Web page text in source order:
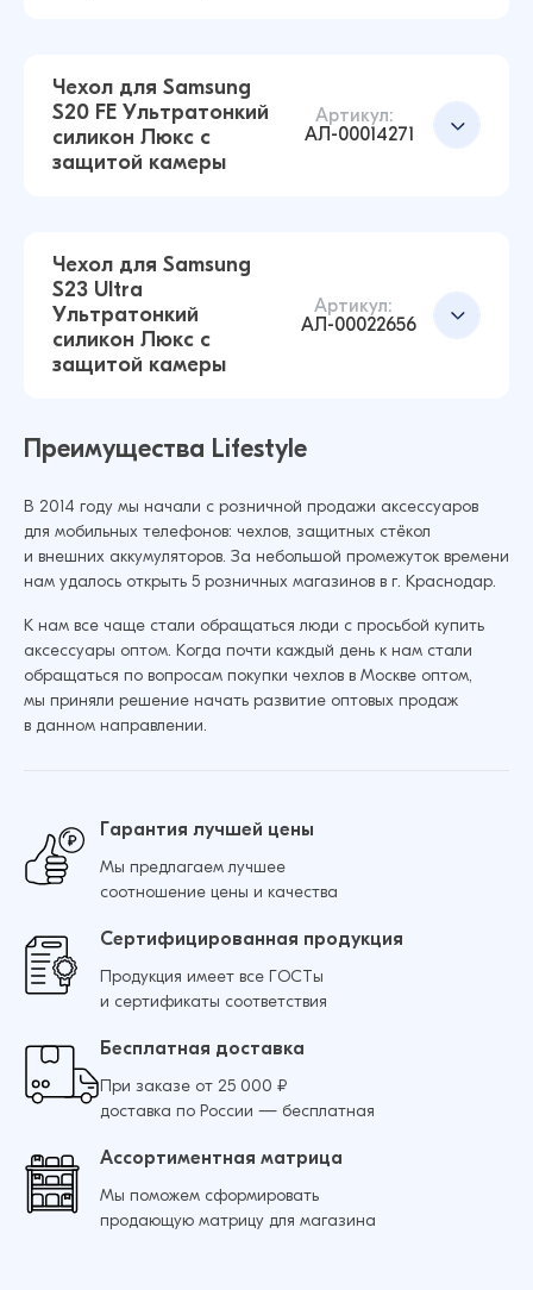
Добавить в корзину
Чехол для Samsung A32 4G Ультратонкий
силикон Premium с защитой камеры
Чехол для Samsung S21 Ультратонкий силикон
Люкс с защитой камеры (Прозрачный)
Чехол для Samsung
S20 FE Ультратонкий
силикон Люкс с
защитой камеры
Артикул:
АЛ-00014271
силикон Люкс с защитой камеры
43 ₽
Добавить в корзину
Чехол для Samsung
S23 Ultra
Ультратонкий
силикон Люкс с
защитой камеры
Артикул:
АЛ-00022656
Чехол для Samsung S23 Ultra Ультратонкий
силикон Люкс с защитой камеры
Добавить в корзину
Преимущества Lifestyle
В 2014 году мы начали с розничной продажи аксессуаров
для мобильных телефонов: чехлов, защитных стёкол
и внешних аккумуляторов. За небольшой промежуток времени
нам удалось открыть 5 розничных магазинов в г. Краснодар.
К нам все чаще стали обращаться люди с просьбой купить
аксессуары оптом. Когда почти каждый день к нам стали
обращаться по вопросам покупки чехлов в Москве оптом,
мы приняли решение начать развитие оптовых продаж
в данном направлении.
Гарантия лучшей цены
Мы предлагаем лучшее
соотношение цены и качества
Сертифицированная продукция
Продукция имеет все ГОСТы
и сертификаты соответствия
Бесплатная доставка
При заказе от 25 000 ₽
доставка по России — бесплатная
Ассортиментная матрица
Мы поможем сформировать
продающую матрицу для магазина